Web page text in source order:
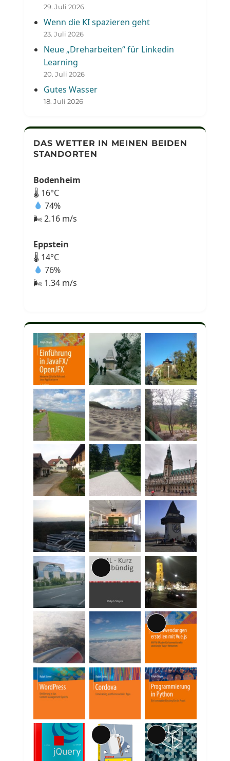
29. Juli 2026
Wenn die KI spazieren geht
23. Juli 2026
Neue „Dreharbeiten“ für Linkedin
Learning
20. Juli 2026
Gutes Wasser
18. Juli 2026
DAS WETTER IN MEINEN BEIDEN
STANDORTEN
Bodenheim
🌡 16°C
74%
🌬 2.16 m/s
Eppstein
🌡 14°C
76%
🌬 1.34 m/s
Lange
Beschreibung
Lange
Beschreibung
Lange
Beschreibung
Lange
Beschreibung